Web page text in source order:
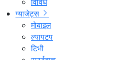
ग्याजेट्स
मोबाइल
ल्यापटप
टिभी